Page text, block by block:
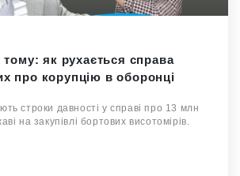
тому: як рухається справа
про корупцію в оборонці
строки давності у справі про 13 млн
на закупівлі бортових висотомірів.